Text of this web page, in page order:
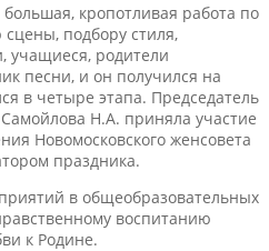
кропотливая работа по
подбору стиля,
учащиеся, родители
песни, и он получился на
в четыре этапа. Председатель
Н.А. приняла участие
Новомосковского женсовета
праздника.
в общеобразовательных
воспитанию
к Родине.